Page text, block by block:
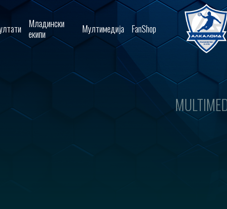
Младински
екипи
Мултимедија FanShop